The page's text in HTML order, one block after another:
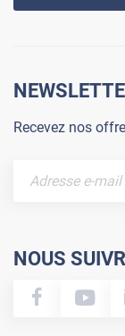
Recevez nos
NOUS